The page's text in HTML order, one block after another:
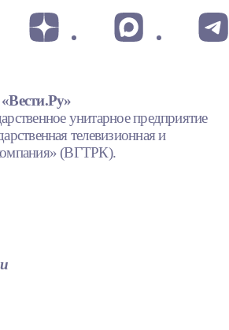
унитарное предприятие
телевизионная и
(ВГТРК).